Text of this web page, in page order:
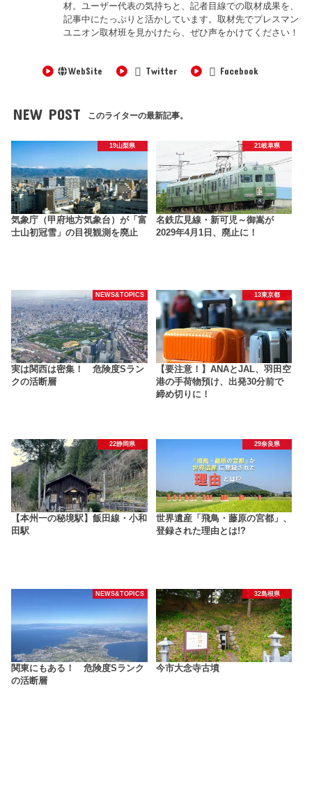
材。ユーザー代表の気持ちと、記者目線での取材成果を、
記事中にたっぷりと活かしています。取材先でプレスマン
ユニオン取材班を見かけたら、ぜひ声をかけてください！
WebSite Twitter Facebook
NEW POST このライターの最新記事。
19山梨県
気象庁（甲府地方気象台）が「富
士山初冠雪」の目視観測を廃止
21岐阜県
名鉄広見線・新可児～御嵩が
2029年4月1日、廃止に！
NEWS&TOPICS
実は関西は密集！ 危険度Sラン
クの活断層
13東京都
【要注意！】ANAとJAL、羽田空
港の手荷物預け、出発30分前で
締め切りに！
22静岡県
【本州一の秘境駅】飯田線・小和
田駅
29奈良県
世界遺産「飛鳥・藤原の宮都」、
登録された理由とは!?
NEWS&TOPICS
関東にもある！ 危険度Sランク
の活断層
32島根県
今市大念寺古墳